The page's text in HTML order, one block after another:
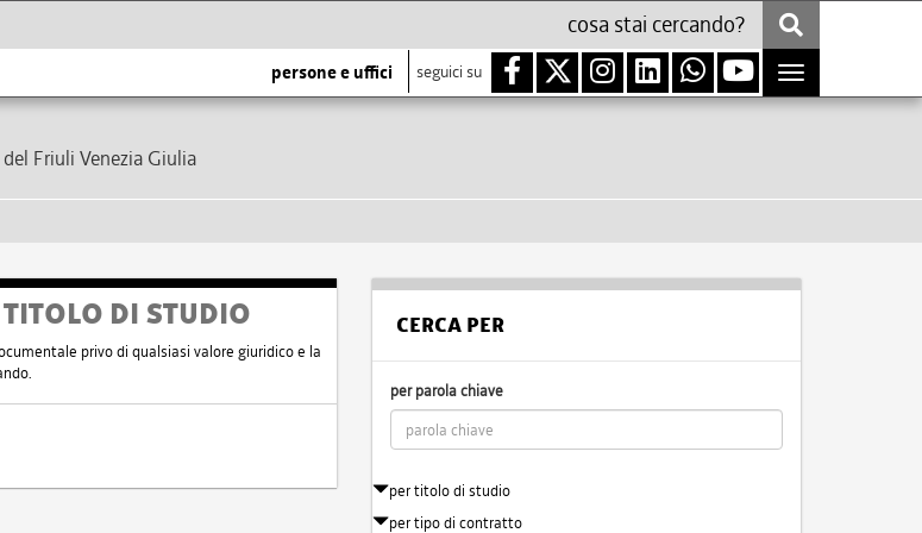
persone e uffici seguici su
Toggle
navigation
Friuli Venezia Giulia
DI STUDIO
privo di qualsiasi valore giuridico e la
CERCA PER
per parola chiave
per titolo di studio
per tipo di contratto